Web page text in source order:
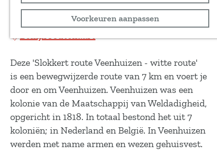
Voorkeuren aanpassen
z
g
i
n
a
Bekijk routekaart
Deze 'Slokkert route Veenhuizen - witte route'
is een bewegwijzerde route van 7 km en voert je
door en om Veenhuizen. Veenhuizen was een
kolonie van de Maatschappij van Weldadigheid,
opgericht in 1818. In totaal bestond het uit 7
koloniën; in Nederland en België. In Veenhuizen
werden met name armen en wezen gehuisvest.